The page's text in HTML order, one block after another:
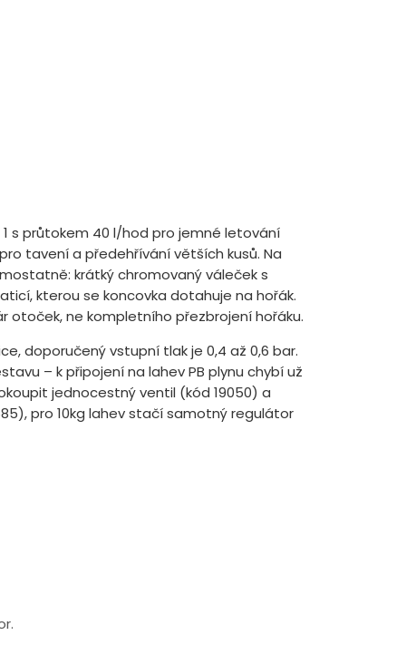
s průtokem 40 l/hod pro jemné letování
tavení a předehřívání větších kusů. Na
krátký chromovaný váleček s
kterou se koncovka dotahuje na hořák.
ne kompletního přezbrojení hořáku.
doporučený vstupní tlak je 0,4 až 0,6 bar.
– k připojení na lahev PB plynu chybí už
jednocestný ventil (kód 19050) a
pro 10kg lahev stačí samotný regulátor